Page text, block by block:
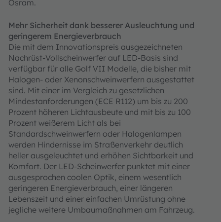
Osram.
Mehr Sicherheit dank besserer Ausleuchtung und
geringerem Energieverbrauch
Die mit dem Innovationspreis ausgezeichneten
Nachrüst-Vollscheinwerfer auf LED-Basis sind
verfügbar für alle Golf VII Modelle, die bisher mit
Halogen- oder Xenonschweinwerfern ausgestattet
sind. Mit einer im Vergleich zu gesetzlichen
Mindestanforderungen (ECE R112) um bis zu 200
Prozent höheren Lichtausbeute und mit bis zu 100
Prozent weißerem Licht als bei
Standardschweinwerfern oder Halogenlampen
werden Hindernisse im Straßenverkehr deutlich
heller ausgeleuchtet und erhöhen Sichtbarkeit und
Komfort. Der LED-Scheinwerfer punktet mit einer
ausgesprochen coolen Optik, einem wesentlich
geringeren Energieverbrauch, einer längeren
Lebenszeit und einer einfachen Umrüstung ohne
jegliche weitere Umbaumaßnahmen am Fahrzeug.